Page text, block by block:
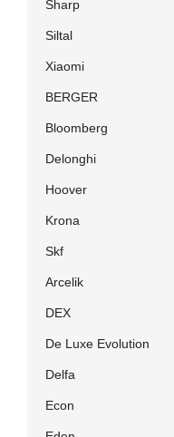
Sharp
Siltal
Xiaomi
BERGER
Bloomberg
Delonghi
Hoover
Krona
Skf
Arcelik
DEX
De Luxe Evolution
Delfa
Econ